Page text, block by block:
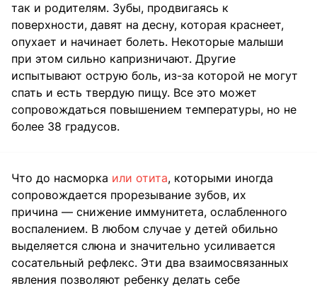
так и родителям. Зубы, продвигаясь к
поверхности, давят на десну, которая краснеет,
опухает и начинает болеть. Некоторые малыши
при этом сильно капризничают. Другие
испытывают острую боль, из-за которой не могут
спать и есть твердую пищу. Все это может
сопровождаться повышением температуры, но не
более 38 градусов.
Что до насморка или отита, которыми иногда
сопровождается прорезывание зубов, их
причина — снижение иммунитета, ослабленного
воспалением. В любом случае у детей обильно
выделяется слюна и значительно усиливается
сосательный рефлекс. Эти два взаимосвязанных
явления позволяют ребенку делать себе